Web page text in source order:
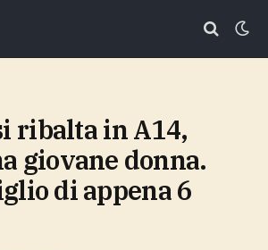
giovane donna.
di appena 6